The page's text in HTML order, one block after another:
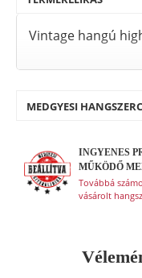
INGYENES
MŰKÖDŐ
Továbbá
vásárolt
Vintage hangú
MEDGYESI